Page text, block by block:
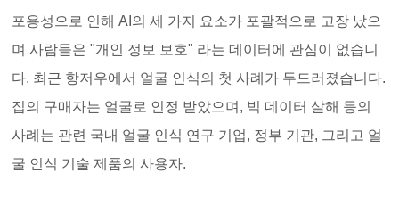
포용성으로 인해 AI의 세 가지 요소가 포괄적으로 고장 났으
며 사람들은 "개인 정보 보호" 라는 데이터에 관심이 없습니
다. 최근 항저우에서 얼굴 인식의 첫 사례가 두드러졌습니다.
집의 구매자는 얼굴로 인정 받았으며, 빅 데이터 살해 등의
사례는 관련 국내 얼굴 인식 연구 기업, 정부 기관, 그리고 얼
굴 인식 기술 제품의 사용자.